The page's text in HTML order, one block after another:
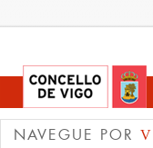
NAVEGUE POR